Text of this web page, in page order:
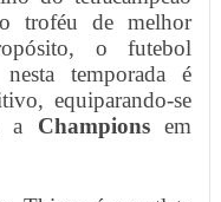
troféu de melhor
o futebol
temporada é
equiparando-se
a Championsem